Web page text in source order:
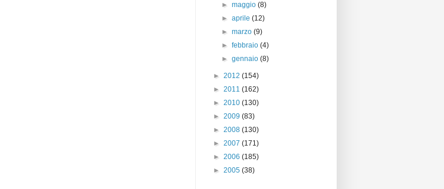
►maggio(8)
►aprile(12)
►marzo(9)
►febbraio(4)
►gennaio(8)
► 2012 (154)
► 2011 (162)
► 2010 (130)
► 2009 (83)
► 2008 (130)
► 2007 (171)
► 2006 (185)
► 2005 (38)